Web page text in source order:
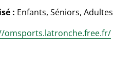
: Enfants, Séniors, Adultes
omsports.latronche.free.fr/